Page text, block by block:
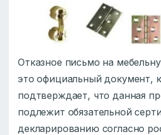
Отказное письмо на
это официальный документ,
подтверждает, что данная
подлежит обязательной
декларированию согласно